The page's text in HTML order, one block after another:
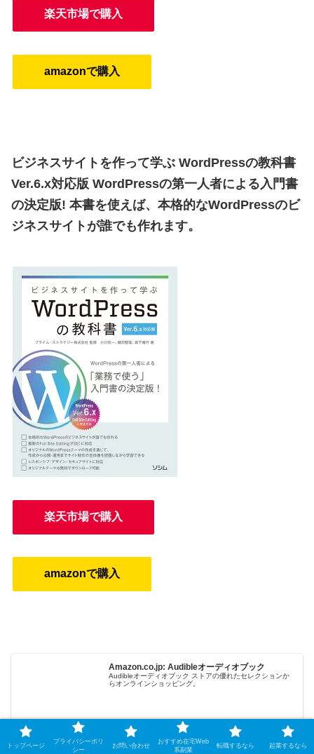
楽天市場で購入
amazonで購入
ビジネスサイトを作って学ぶ WordPressの教科書
Ver.6.x対応版 WordPressの第一人者による入門書
の決定版! 本書を使えば、本格的なWordPressのビ
ジネスサイトが誰でも作れます。
楽天市場で購入
amazonで購入
Amazon.co.jp: Audibleオーディオブック
Audibleオーディオブック ストアの優れたセレクションか
らオンラインショッピング。
amzn.to
トップページ
プライバシーポリ
シー
お問い合わせ
おすすめ在宅Web
系副業
転職するなら 起業するなら